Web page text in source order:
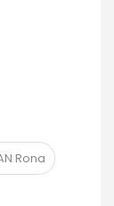
Rona